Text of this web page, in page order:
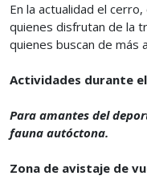
En la actualidad el
quienes disfrutan de la
quienes buscan de más
Actividades durante
Para amantes del
fauna autóctona.
Zona de avistaje de